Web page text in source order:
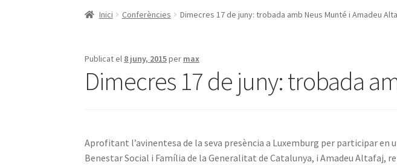
Inici Conferències Dimecres 17 de juny: trobada amb Neus Munté i Amadeu
Publicat el 8 juny, 2015per max
Dimecres 17 de juny: trobada
Aprofitant l’avinentesa de la seva presència a Luxemburg per participar en
Benestar Social i Família de la Generalitat de Catalunya, i Amadeu